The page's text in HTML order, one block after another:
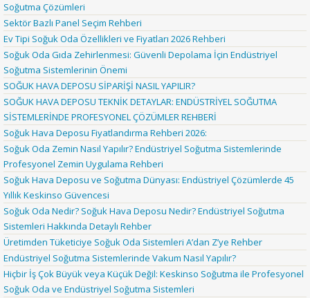
Soğutma Çözümleri
Sektör Bazlı Panel Seçim Rehberi
Ev Tipi Soğuk Oda Özellikleri ve Fiyatları 2026 Rehberi
Soğuk Oda Gıda Zehirlenmesi: Güvenli Depolama İçin Endüstriyel
Soğutma Sistemlerinin Önemi
SOĞUK HAVA DEPOSU SİPARİŞİ NASIL YAPILIR?
SOĞUK HAVA DEPOSU TEKNİK DETAYLAR: ENDÜSTRİYEL SOĞUTMA
SİSTEMLERİNDE PROFESYONEL ÇÖZÜMLER REHBERİ
Soğuk Hava Deposu Fiyatlandırma Rehberi 2026:
Soğuk Oda Zemin Nasıl Yapılır? Endüstriyel Soğutma Sistemlerinde
Profesyonel Zemin Uygulama Rehberi
Soğuk Hava Deposu ve Soğutma Dünyası: Endüstriyel Çözümlerde 45
Yıllık Keskinso Güvencesi
Soğuk Oda Nedir? Soğuk Hava Deposu Nedir? Endüstriyel Soğutma
Sistemleri Hakkında Detaylı Rehber
Üretimden Tüketiciye Soğuk Oda Sistemleri A’dan Z’ye Rehber
Endüstriyel Soğutma Sistemlerinde Vakum Nasıl Yapılır?
Hiçbir İş Çok Büyük veya Küçük Değil: Keskinso Soğutma ile Profesyonel
Soğuk Oda ve Endüstriyel Soğutma Sistemleri